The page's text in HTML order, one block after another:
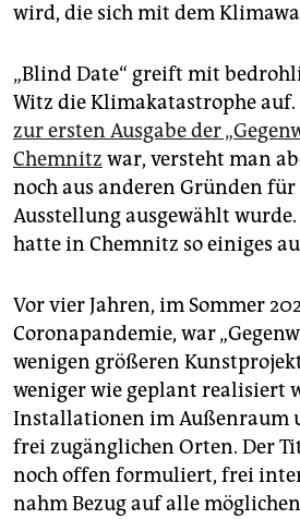
wird, die sich mit dem
„Blind Date“ greift mit
Witz die Klimakatastrophe auf.
zur ersten Ausgabe der
Chemnitz war, versteht man
noch aus anderen Gründen
Ausstellung ausgewählt wurde.
hatte in Chemnitz so einiges
Vor vier Jahren, im Sommer
Coronapandemie, war
wenigen größeren
weniger wie geplant realisiert
Installationen im Außenraum
frei zugänglichen Orten. Der
noch offen formuliert, frei
nahm Bezug auf alle